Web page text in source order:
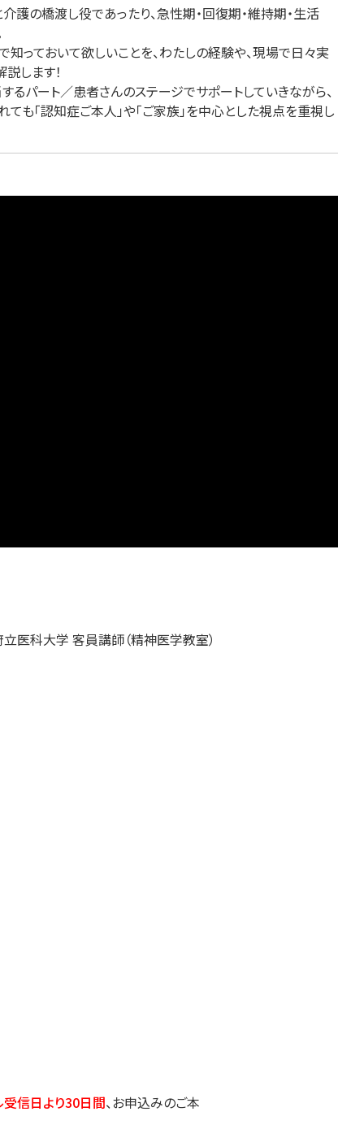
の橋渡し役であったり、急性期・回復期・維持期・生活
っておいて欲しいことを、わたしの経験や、現場で日々実
します！
パート／患者さんのステージでサポートしていきながら、
も「認知症ご本人」や「ご家族」を中心とした視点を重視し
医科大学 客員講師（精神医学教室）
受信日より30日間、お申込みのご本